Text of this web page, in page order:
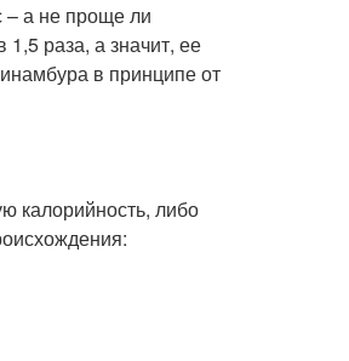
– а не проще ли
раза, а значит, ее
в принципе от
калорийность, либо